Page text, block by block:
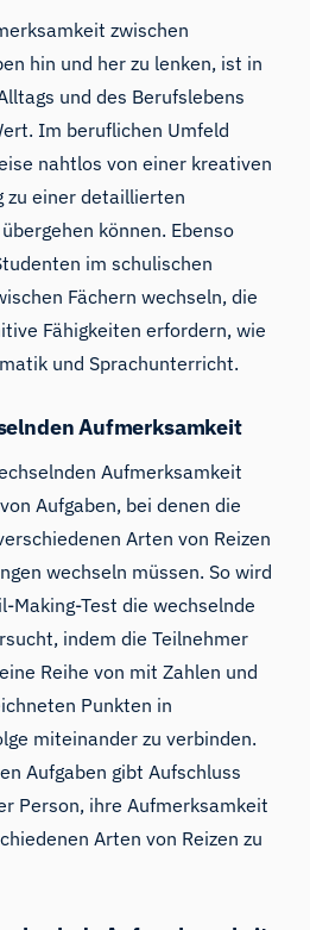
zwischen
hin und her zu lenken, ist in
und des Berufslebens
Im beruflichen Umfeld
nahtlos von einer kreativen
zu einer detaillierten
können. Ebenso
im schulischen
Fächern wechseln, die
Fähigkeiten erfordern, wie
und Sprachunterricht.
Aufmerksamkeit
Aufmerksamkeit
Aufgaben, bei denen die
Arten von Reizen
wechseln müssen. So wird
Making-Test die wechselnde
indem die Teilnehmer
Reihe von mit Zahlen und
Punkten in
miteinander zu verbinden.
Aufgaben gibt Aufschluss
Person, ihre Aufmerksamkeit
Arten von Reizen zu